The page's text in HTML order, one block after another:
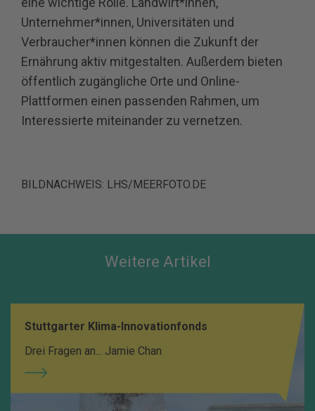
Unternehmer*innen, Universitäten und
Verbraucher*innen können die Zukunft der
Ernährung aktiv mitgestalten. Außerdem bieten
öffentlich zugängliche Orte und Online-
Plattformen einen passenden Rahmen, um
Interessierte miteinander zu vernetzen.
BILDNACHWEIS: LHS/MEERFOTO.DE
Weitere Artikel
Stuttgarter Klima-Innovationfonds
Drei Fragen an... Jamie Chan